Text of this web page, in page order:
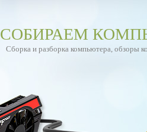
СОБИРАЕМ
Сборка и разборка компьютера, обзоры